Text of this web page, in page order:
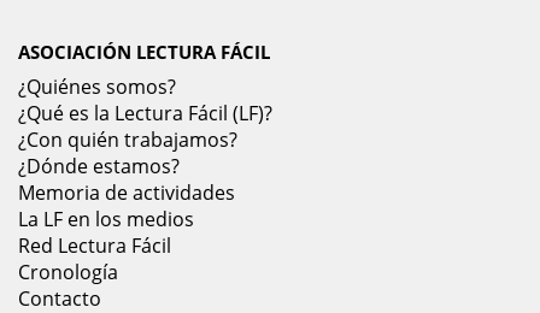
ASOCIACIÓN LECTURA FÁCIL
¿Quiénes somos?
¿Qué es la Lectura Fácil (LF)?
¿Con quién trabajamos?
¿Dónde estamos?
Memoria de actividades
La LF en los medios
Red Lectura Fácil
Cronología
Contacto